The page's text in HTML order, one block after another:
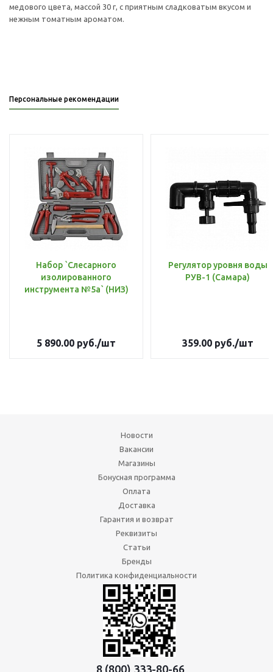
медового цвета, массой 30 г, с приятным сладковатым вкусом и
нежным томатным ароматом.
Персональные рекомендации
Набор `Слесарного
изолированного
инструмента №5а` (НИЗ)
5 890.00 руб./шт
Регулятор уровня воды
РУВ-1 (Самара)
359.00руб./шт
Новости
Вакансии
Магазины
Бонусная программа
Оплата
Доставка
Гарантия и возврат
Реквизиты
Статьи
Бренды
Политика конфиденциальности
8 (800) 333-80-66